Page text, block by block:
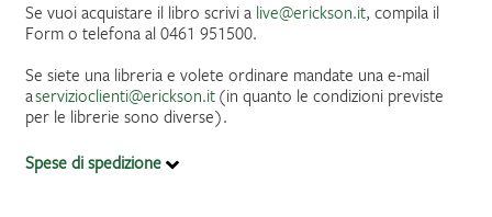
IL MIO PROFILO
Se vuoi acquistare il libro scrivi a live@erickson.it, compila il
Form o telefona al 0461 951500.
Se siete una libreria e volete ordinare mandate una e-mail
aservizioclienti@erickson.it(in quanto le condizioni previste
per le librerie sono diverse).
Spese di spedizione